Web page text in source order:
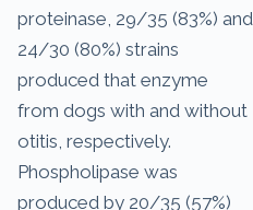
proteinase, 29/35 (83%) and
24/30 (80%) strains
produced that enzyme
from dogs with and without
otitis, respectively.
Phospholipase was
produced by 20/35 (57%)